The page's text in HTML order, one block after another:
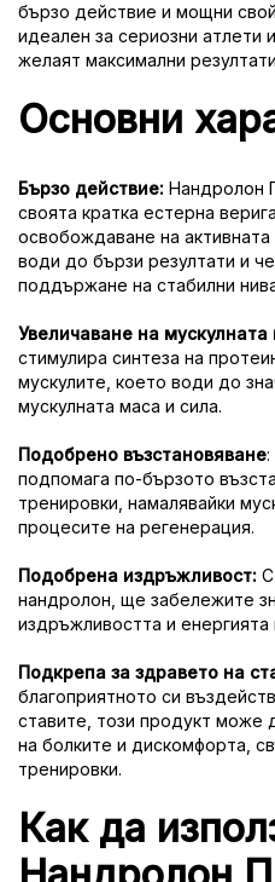
бързо действие и мощни
идеален за сериозни атлети
желаят максимални
Основни
Бързо действие: Нандролон
своята кратка естерна
освобождаване на активната
води до бързи резултати и
поддържане на стабилни
Увеличаване на мускулната
стимулира синтеза на
мускулите, което води до
мускулната маса и сила.
Подобрено възстановяване:
подпомага по-бързото
тренировки, намалявайки
процесите на регенерация.
Подобрена издръжливост: С
нандролон, ще забележите
издръжливостта и
Подкрепа за здравето на
благоприятното си
ставите, този продукт може
на болките и дискомфорта,
тренировки.
Как да